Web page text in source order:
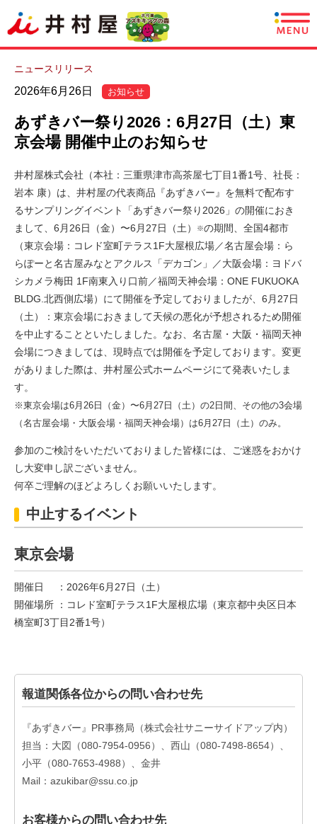
商品情報
あずきについて
CSR情報
企業情報
採用情報
English
Chinese
ニュースリリース
2026年6月26日 お知らせ
あずきバー祭り2026：6月27日（土）東
京会場 開催中止のお知らせ
井村屋株式会社（本社：三重県津市高茶屋七丁目1番1号、社長：
岩本 康）は、井村屋の代表商品『あずきバー』を無料で配布す
るサンプリングイベント「あずきバー祭り2026」の開催におき
まして、6月26日（金）〜6月27日（土）
※の期間、全国4都市
（東京会場：コレド室町テラス1F大屋根広場／名古屋会場：ら
らぽーと名古屋みなとアクルス「デカゴン」／大阪会場：ヨドバ
シカメラ梅田 1F南東入り口前／福岡天神会場：ONE FUKUOKA
BLDG.北西側広場）にて開催を予定しておりましたが、6月27日
（土）：東京会場におきまして天候の悪化が予想されるため開催
を中止することといたしました。なお、名古屋・大阪・福岡天神
会場につきましては、現時点では開催を予定しております。変更
がありました際は、井村屋公式ホームページにて発表いたしま
す。
※東京会場は6月26日（金）〜6月27日（土）の2日間、その他の3会場
（名古屋会場・大阪会場・福岡天神会場）は6月27日（土）のみ。
参加のご検討をいただいておりました皆様には、ご迷惑をおかけ
し大変申し訳ございません。
何卒ご理解のほどよろしくお願いいたします。
中止するイベント
東京会場
開催日 ：2026年6月27日（土）
開催場所 ：コレド室町テラス1F大屋根広場（東京都中央区日本
橋室町3丁目2番1号）
報道関係各位からの問い合わせ先
『あずきバー』PR事務局（株式会社サニーサイドアップ内）
担当：大図（080-7954-0956）、西山（080-7498-8654）、
小平（080-7653-4988）、金井
Mail：azukibar@ssu.co.jp
お客様からの問い合わせ先